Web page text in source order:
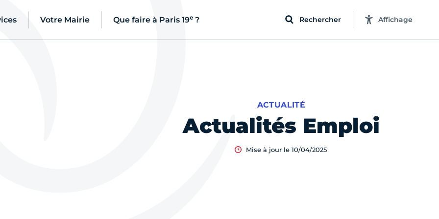
Votre Mairie Que faire à Paris 19e ? Rechercher Affichage
Actualités Emploi
ACTUALITÉ
Mise à jour le 10/04/2025